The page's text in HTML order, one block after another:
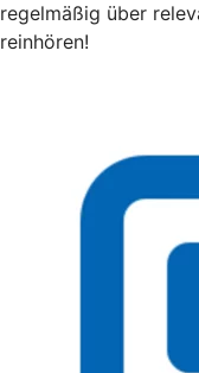
regelmäßig über
reinhören!